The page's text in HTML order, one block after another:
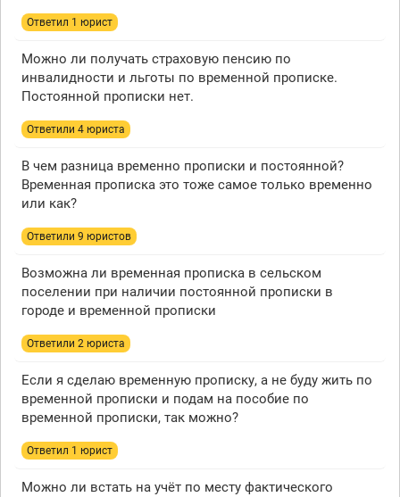
Ответил 1 юрист
Можно ли получать страховую пенсию по
инвалидности и льготы по временной прописке.
Постоянной прописки нет.
Ответили 4 юристa
В чем разница временно прописки и постоянной?
Временная прописка это тоже самое только временно
или как?
Ответили 9 юристов
Возможна ли временная прописка в сельском
поселении при наличии постоянной прописки в
городе и временной прописки
Ответили 2 юристa
Если я сделаю временную прописку, а не буду жить по
временной прописки и подам на пособие по
временной прописки, так можно?
Ответил 1 юрист
Можно ли встать на учёт по месту фактического